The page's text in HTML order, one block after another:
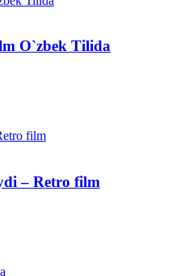
O`zbek Tilida
– Retro film